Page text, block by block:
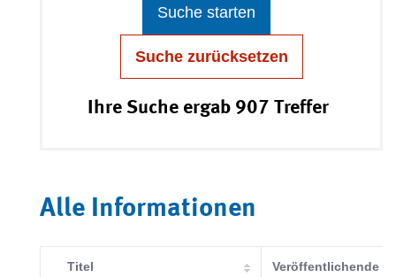
Suche starten
Suche zurücksetzen
Ihre Suche ergab 907 Treffer
Alle Informationen
Titel
Veröffentlichende